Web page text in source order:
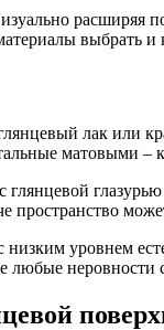
выбрать
лак или
матовыми –
пространство
уровнем
любые неровности